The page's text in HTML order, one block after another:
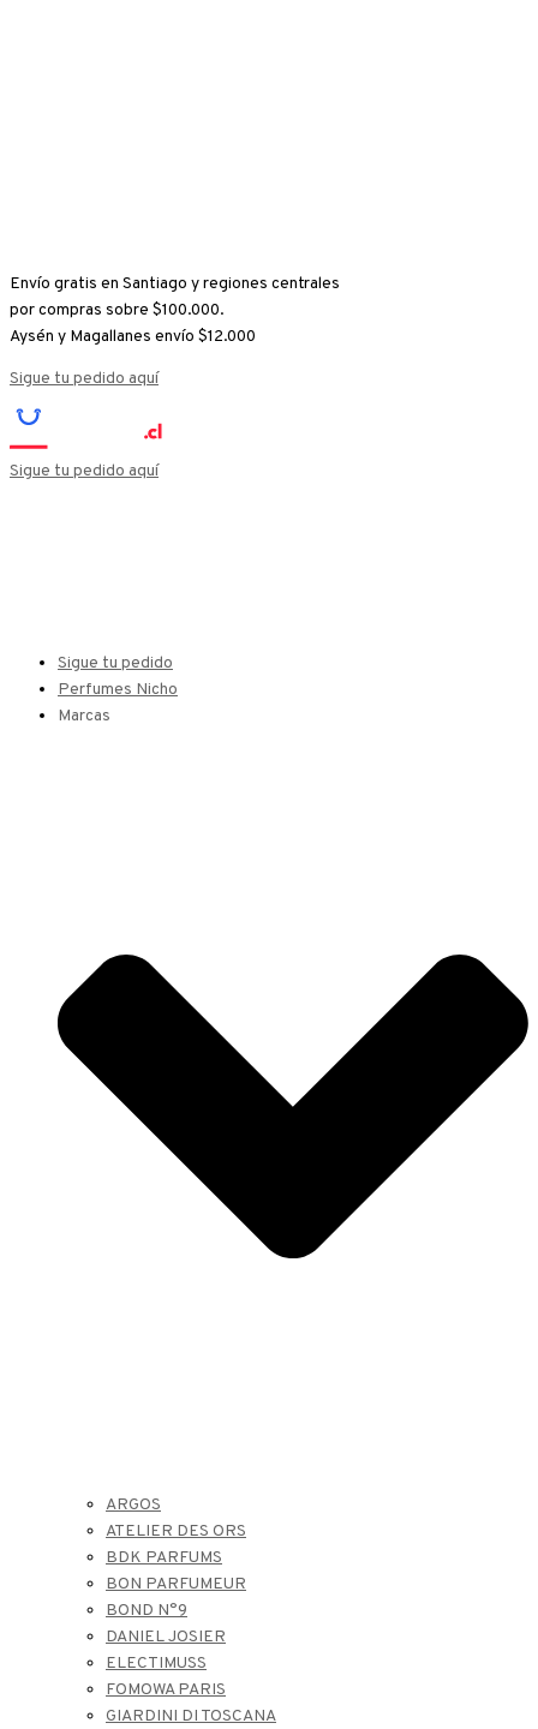
Envío gratis en Santiago y regiones centrales
por compras sobre $100.000.
Aysén y Magallanes envío $12.000
Sigue tu pedido aquí
Sigue tu pedido aquí
Sigue tu pedido
Perfumes Nicho
Marcas
ARGOS
ATELIER DES ORS
BDK PARFUMS
BON PARFUMEUR
BOND N°9
DANIEL JOSIER
ELECTIMUSS
FOMOWA PARIS
GIARDINI DI TOSCANA